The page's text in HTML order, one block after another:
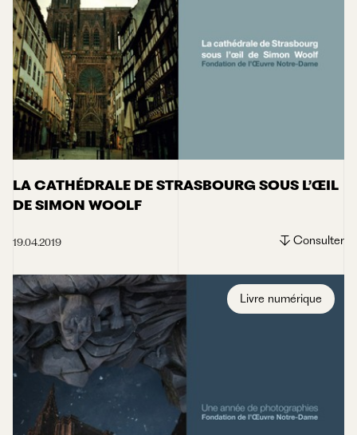
LA CATHÉDRALE DE STRASBOURG SOUS L’ŒIL
DE SIMON WOOLF
19.04.2019 Consulter
Livre numérique